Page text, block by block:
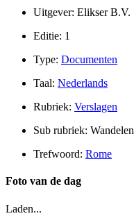
Uitgever: Elikser B.V.
Editie: 1
Type: Documenten
Taal: Nederlands
Rubriek: Verslagen
Sub rubriek: Wandelen
Trefwoord: Rome
Foto van de dag
Laden...